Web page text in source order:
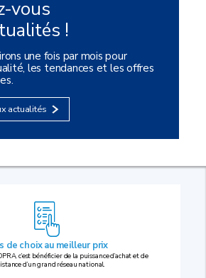
vous
!
une fois par mois pour
les tendances et les offres
actualités
de choix au meilleur prix
c’est bénéficier de la puissance d’achat et de
d’un grand réseau national.